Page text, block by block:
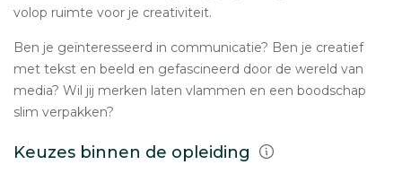
volop ruimte voor je creativiteit.
Ben je geïnteresseerd in communicatie? Ben je creatief
met tekst en beeld en gefascineerd door de wereld van
media? Wil jij merken laten vlammen en een boodschap
slim verpakken?
Keuzes binnen de opleiding